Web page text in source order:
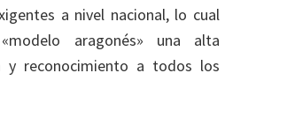
a nivel nacional, lo cual
aragonés» una alta
y reconocimiento a todos los